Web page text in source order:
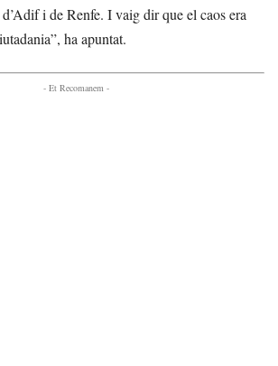
i de Renfe. I vaig dir que el caos era
ha apuntat.
- Et Recomanem -